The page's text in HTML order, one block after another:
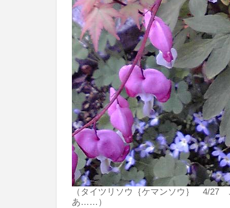
（タイツリソウ｛ケマンソウ｝ 4/27
あ……）